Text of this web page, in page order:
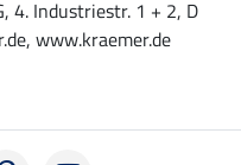
4. Industriestr. 1 + 2, D
www.kraemer.de